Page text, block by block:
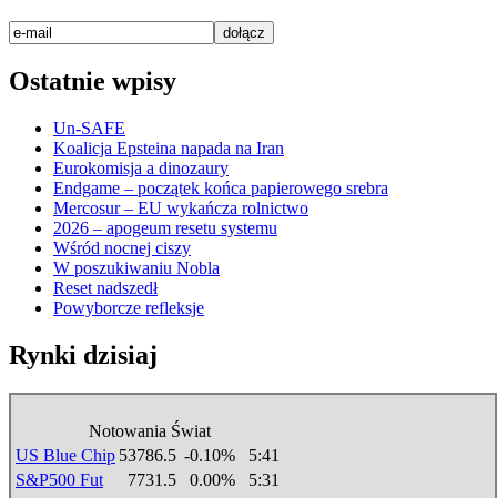
Ostatnie wpisy
Un-SAFE
Koalicja Epsteina napada na Iran
Eurokomisja a dinozaury
Endgame – początek końca papierowego srebra
Mercosur – EU wykańcza rolnictwo
2026 – apogeum resetu systemu
Wśród nocnej ciszy
W poszukiwaniu Nobla
Reset nadszedł
Powyborcze refleksje
Rynki dzisiaj
Notowania Świat
US Blue Chip 53786.5 -0.10%
5:41
S&P500 Fut
7731.5 0.00%
5:31